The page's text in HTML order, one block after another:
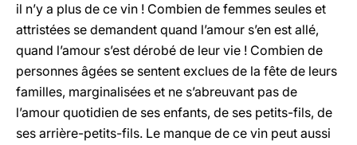
il n’y a plus de ce vin ! Combien de femmes seules et
attristées se demandent quand l’amour s’en est allé,
quand l’amour s’est dérobé de leur vie ! Combien de
personnes âgées se sentent exclues de la fête de leurs
familles, marginalisées et ne s’abreuvant pas de
l’amour quotidien de ses enfants, de ses petits-fils, de
ses arrière-petits-fils. Le manque de ce vin peut aussi